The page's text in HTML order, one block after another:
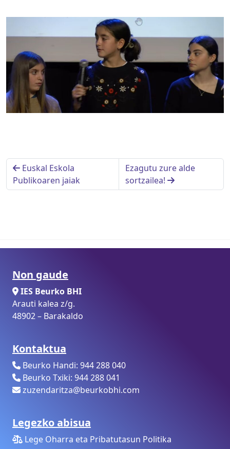
Euskal Eskola
Publikoaren jaiak
Ezagutu zure alde
sortzailea!
Non gaude
IES Beurko BHI
Arauti kalea z/g.
48902 – Barakaldo
Kontaktua
Beurko Handi: 944 288 040
Beurko Txiki: 944 288 041
zuzendaritza@beurkobhi.com
Legezko abisua
Lege Oharra eta Pribatutasun Politika